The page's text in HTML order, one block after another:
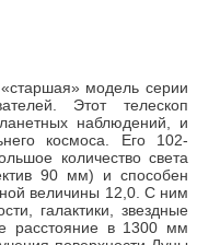
модель серии
Этот телескоп
наблюдений, и
космоса. Его 102-
количество света
90 мм) и способен
величины 12,0. С ним
галактики, звездные
расстояние в 1300 мм